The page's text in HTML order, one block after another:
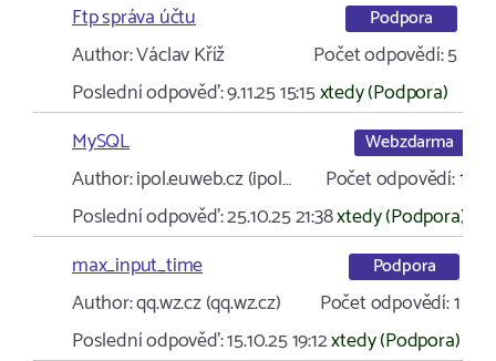
Ftp správa účtu
Podpora
Author:Václav Kříž Počet odpovědí:5
Poslední odpověď:9.11.25 15:15xtedy (Podpora)
MySQL
Webzdarma
Author:ipol.euweb.cz (ipol… Počet odpovědí:1
Poslední odpověď:25.10.25 21:38xtedy (Podpora)
max_input_time
Podpora
Author:qq.wz.cz (qq.wz.cz) Počet odpovědí:1
Poslední odpověď:15.10.25 19:12xtedy (Podpora)